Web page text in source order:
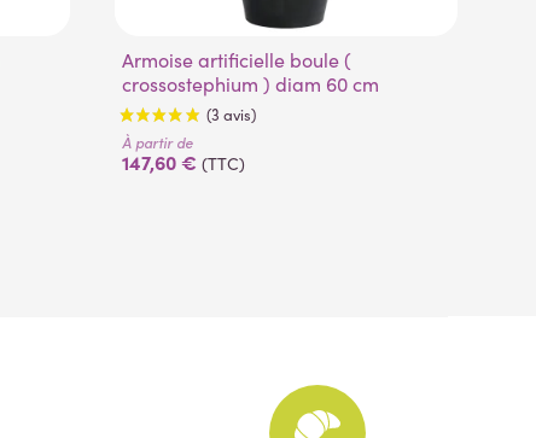
Armoise artificielle boule (
crossostephium ) diam 60 cm
À partir de
147,60 € (TTC)